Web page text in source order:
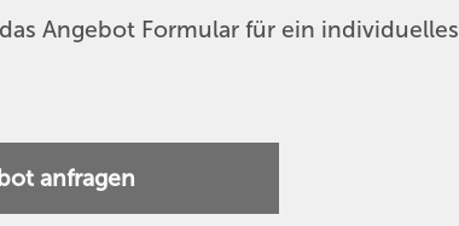
Angebot Formular für ein individuelles
anfragen